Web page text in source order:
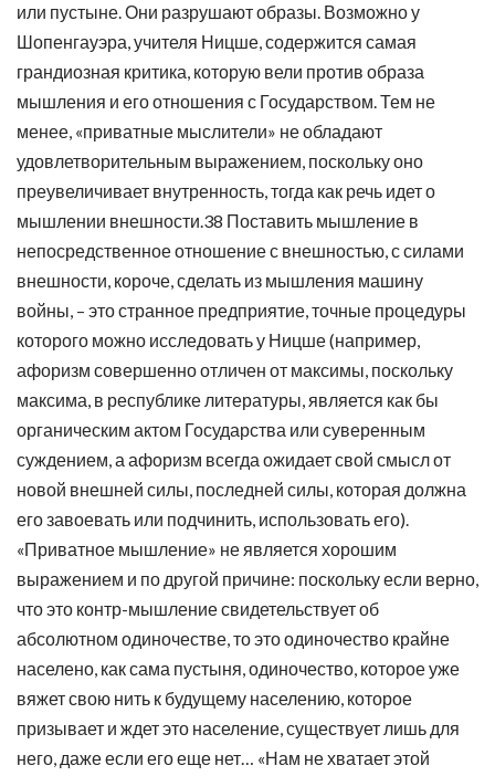
или пустыне. Они разрушают образы. Возможно у
Шопенгауэра, учителя Ницше, содержится самая
грандиозная критика, которую вели против образа
мышления и его отношения с Государством. Тем не
менее, «приватные мыслители» не обладают
удовлетворительным выражением, поскольку оно
преувеличивает внутренность, тогда как речь идет о
мышлении внешности.38 Поставить мышление в
непосредственное отношение с внешностью, с силами
внешности, короче, сделать из мышления машину
войны, – это странное предприятие, точные процедуры
которого можно исследовать у Ницше (например,
афоризм совершенно отличен от максимы, поскольку
максима, в республике литературы, является как бы
органическим актом Государства или суверенным
суждением, а афоризм всегда ожидает свой смысл от
новой внешней силы, последней силы, которая должна
его завоевать или подчинить, использовать его).
«Приватное мышление» не является хорошим
выражением и по другой причине: поскольку если верно,
что это контр-мышление свидетельствует об
абсолютном одиночестве, то это одиночество крайне
населено, как сама пустыня, одиночество, которое уже
вяжет свою нить к будущему населению, которое
призывает и ждет это население, существует лишь для
него, даже если его еще нет… «Нам не хватает этой